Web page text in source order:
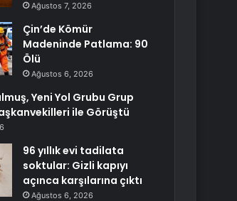
Ağustos 7, 2026
Çin’de Kömür
Madeninde Patlama: 90
Ölü
Ağustos 6, 2026
Yeni Yol Grubu Grup
ile Görüştü
96 yıllık evi tadilata
soktular: Gizli kapıyı
açınca karşılarına çıktı
Ağustos 6, 2026